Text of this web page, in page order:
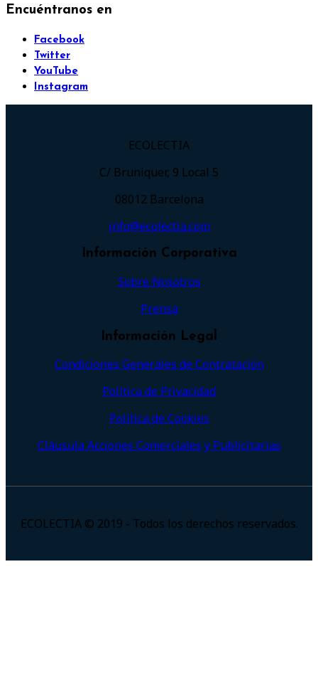
Encuéntranos en
Facebook
Twitter
YouTube
Instagram
ECOLECTIA
C/ Bruniquer, 9 Local 5
08012 Barcelona
info@ecolectia.com
Información Corporativa
Sobre Nosotros
Prensa
Información Legal
Condiciones Generales de Contratación
Política de Privacidad
Política de Cookies
Cláusula Acciones Comerciales y Publicitarias
ECOLECTIA © 2019 - Todos los derechos reservados.